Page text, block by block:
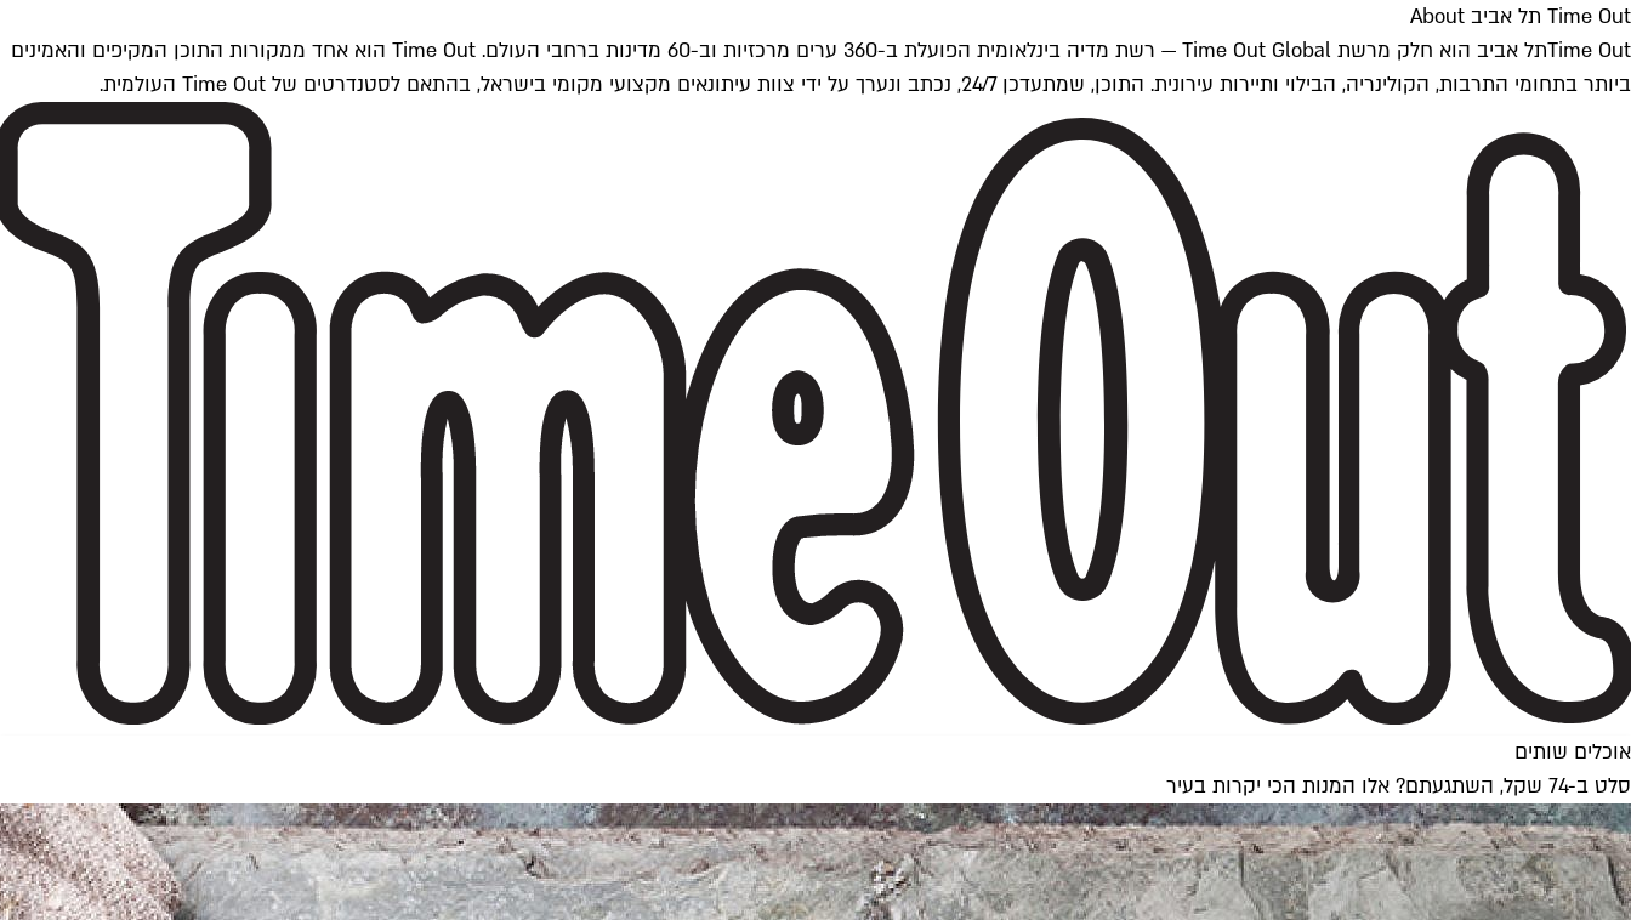
Time Out תל אביב About
Time Outתל אביב הוא חלק מרשת Time Out Global — רשת מדיה בינלאומית הפועלת ב-360 ערים מרכזיות וב-60 מדינות ברחבי העולם. Time Out הוא אחד ממקורות התוכן המקיפים והאמינים
ביותר בתחומי התרבות, הקולינריה, הבילוי ותיירות עירונית. התוכן, שמתעדכן 24/7, נכתב ונערך על ידי צוות עיתונאים מקצועי מקומי בישראל, בהתאם לסטנדרטים של Time Out העולמית.
אוכלים שותים
סלט ב-74 שקל, השתגעתם? אלו המנות הכי יקרות בעיר